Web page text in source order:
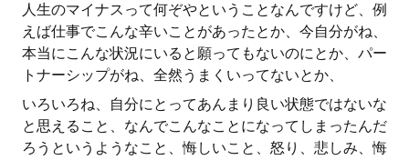
人生のマイナスって何ぞやということなんですけど、例
えば仕事でこんな辛いことがあったとか、今自分がね、
本当にこんな状況にいると願ってもないのにとか、パー
トナーシップがね、全然うまくいってないとか、
いろいろね、自分にとってあんまり良い状態ではないな
と思えること、なんでこんなことになってしまったんだ
ろうというようなこと、悔しいこと、怒り、悲しみ、悔